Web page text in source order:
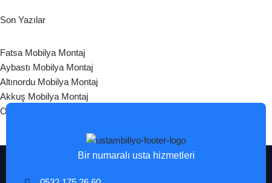
Son Yazılar
Fatsa Mobilya Montaj
Aybastı Mobilya Montaj
Altınordu Mobilya Montaj
Akkuş Mobilya Montaj
Ordu Mobilya Montaj
Bir numaralı usta hizmetleri